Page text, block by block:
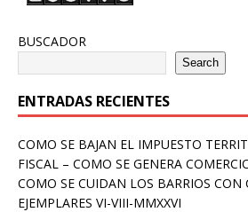
BUSCADOR
Search
ENTRADAS RECIENTES
COMO SE BAJAN EL IMPUESTO
FISCAL – COMO SE GENERA
COMO SE CUIDAN LOS BARRIOS CON
EJEMPLARES VI-VIII-MMXXVI